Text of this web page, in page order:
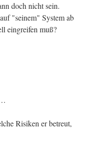
doch nicht sein.
"seinem" System ab
eingreifen muß?
Risiken er betreut,